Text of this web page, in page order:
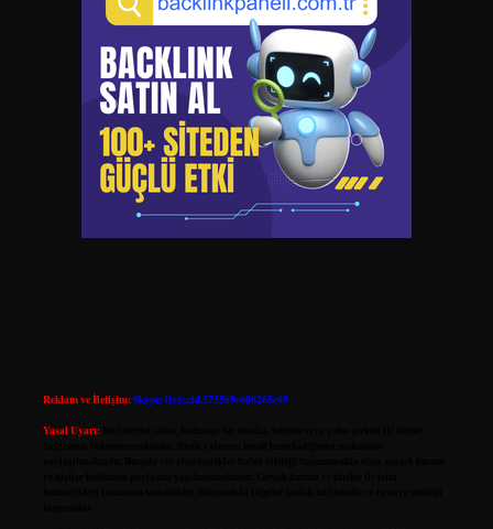
Reklam ve İletişim:Skype: live:.cid.575569c608265c69
Yasal Uyarı: